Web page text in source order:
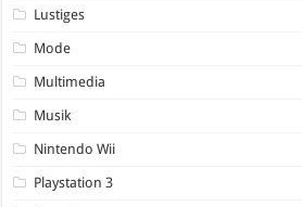
Lustiges
Mode
Multimedia
Musik
Nintendo Wii
Playstation 3